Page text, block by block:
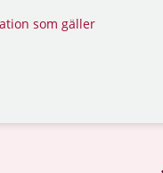
som gäller